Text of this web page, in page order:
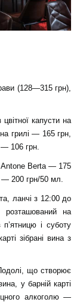
(128—315 грн),
капусти на
грилі — 165 грн,
106 грн.
Berta — 175
— 200 грн/50 мл.
ланчі з 12:00 до
розташований на
і суботу
зібрані вина з
що створює
у барній карті
алкоголю —